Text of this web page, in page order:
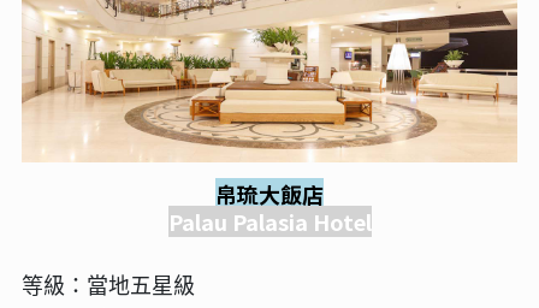
帛琉大飯店
Palau Palasia Hotel
等級：當地五星級